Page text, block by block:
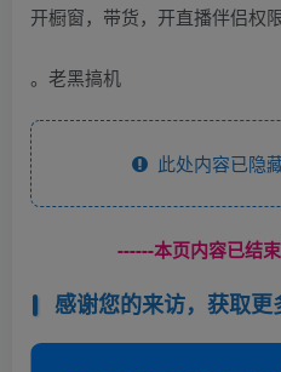
开橱窗，带货，开直播伴侣权
。老黑搞机
此处内容已隐
------本页内容已结
感谢您的来访，获取更